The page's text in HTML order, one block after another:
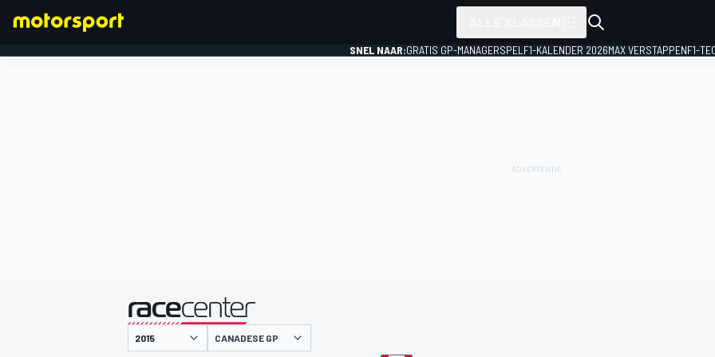
SNEL NAAR:GRATIS GP-MANAGERSPEL F1-KALENDER 2026MAX VERSTAPPENF1-
gepresenteerd door
CANADESE GP